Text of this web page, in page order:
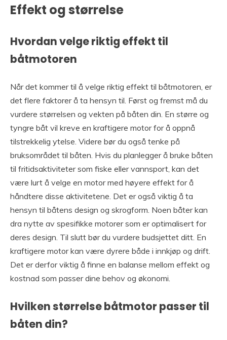
Effekt og størrelse
Hvordan velge riktig effekt til
båtmotoren
Når det kommer til å velge riktig effekt til båtmotoren, er
det flere faktorer å ta hensyn til. Først og fremst må du
vurdere størrelsen og vekten på båten din. En større og
tyngre båt vil kreve en kraftigere motor for å oppnå
tilstrekkelig ytelse. Videre bør du også tenke på
bruksområdet til båten. Hvis du planlegger å bruke båten
til fritidsaktiviteter som fiske eller vannsport, kan det
være lurt å velge en motor med høyere effekt for å
håndtere disse aktivitetene. Det er også viktig å ta
hensyn til båtens design og skrogform. Noen båter kan
dra nytte av spesifikke motorer som er optimalisert for
deres design. Til slutt bør du vurdere budsjettet ditt. En
kraftigere motor kan være dyrere både i innkjøp og drift.
Det er derfor viktig å finne en balanse mellom effekt og
kostnad som passer dine behov og økonomi.
Hvilken størrelse båtmotor passer til
båten din?